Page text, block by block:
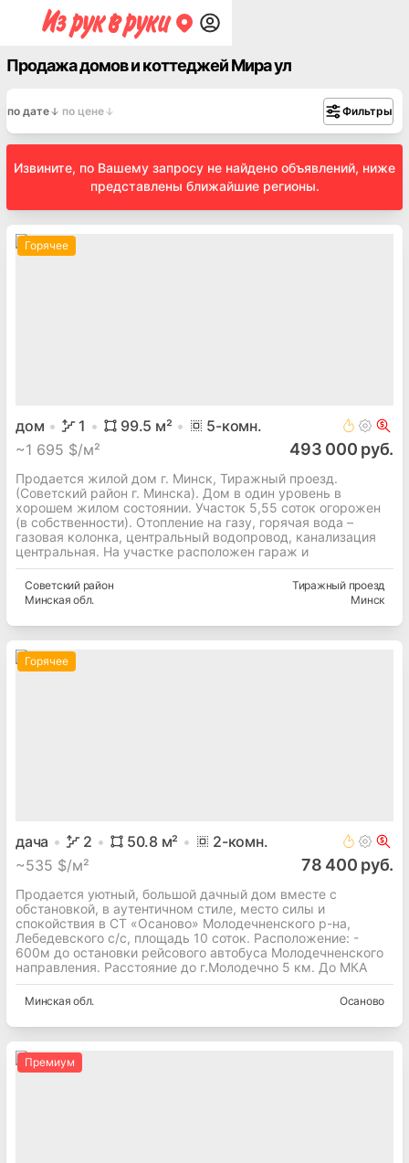
Продажа домов и коттеджей Мира ул
по дате по цене Фильтры
Извините, по Вашему запросу не найдено объявлений, ниже
представлены ближайшие регионы.
Горячее
дом 1 99.5 м² 5-комн.
~1 695 $/м² 493 000 руб.
Продается жилой дом г. Минск, Тиражный проезд.
(Советский район г. Минска). Дом в один уровень в
хорошем жилом состоянии. Участок 5,55 соток огорожен
(в собственности). Отопление на газу, горячая вода –
газовая колонка, центральный водопровод, канализация
центральная. На участке расположен гараж и
Советскийрайон
Минская обл.
Тиражный проезд
Минск
Горячее
дача 2 50.8 м² 2-комн.
~535 $/м² 78 400 руб.
Продается уютный, большой дачный дом вместе с
обстановкой, в аутентичном стиле, место силы и
спокойствия в СТ «Осаново» Молодечненского р-на,
Лебедевского с/с, площадь 10 соток. Расположение: -
600м до остановки рейсового автобуса Молодечненского
направления. Расстояние до г.Молодечно 5 км. До МКА
Минская обл. Осаново
Премиум